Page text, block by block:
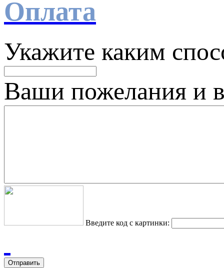
Оплата
Укажите каким
Ваши пожелания и
Введите код с картинки: